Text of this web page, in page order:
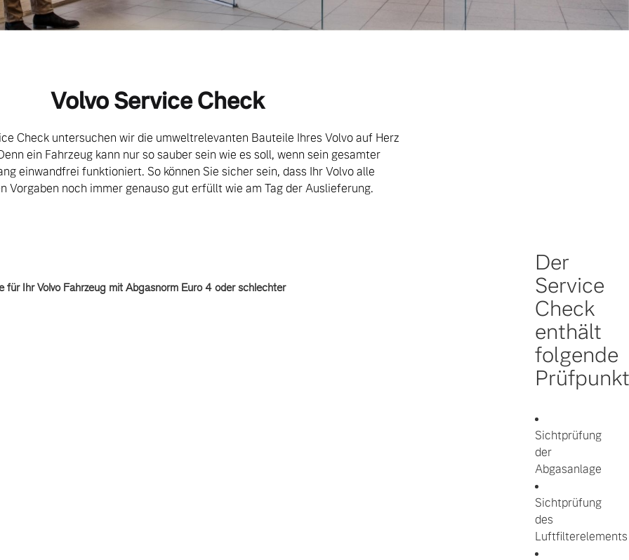
Volvo Service Check
Check untersuchen wir die umweltrelevanten Bauteile Ihres Volvo auf Herz
ein Fahrzeug kann nur so sauber sein wie es soll, wenn sein gesamter
einwandfrei funktioniert. So können Sie sicher sein, dass Ihr Volvo alle
Vorgaben noch immer genauso gut erfüllt wie am Tag der Auslieferung.
für Ihr Volvo Fahrzeug mit Abgasnorm Euro 4 oder schlechter
Der
Service
Check
enthält
folgende
Sichtprüfung
der
Abgasanlage
Sichtprüfung
des
Luftfilterelements